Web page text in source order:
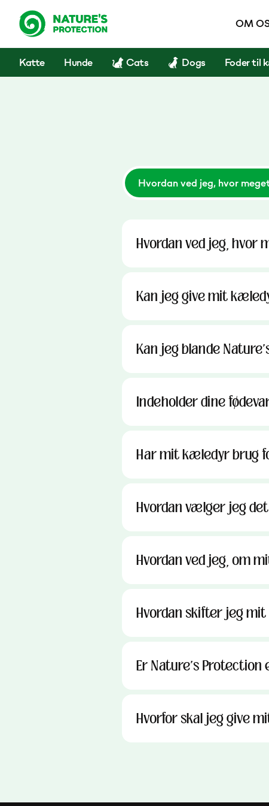
OM
Katte Hunde Cats Dogs Foder til
Hvordan ved jeg, hvor
Hvordan ved jeg, hvor
Kan jeg give mit
Kan jeg blande
Indeholder dine
Har mit kæledyr brug
Hvordan vælger jeg
Hvordan ved jeg, om
Hvordan skifter jeg
Er Nature's
Hvorfor skal jeg give